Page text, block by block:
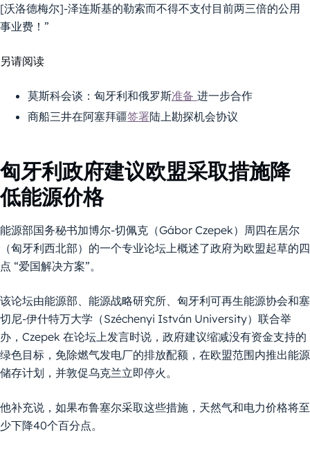
[沃洛德梅尔]-泽连斯基的勒索而不得不支付目前两三倍的公用
事业费！”
另请阅读
莫斯科会谈：匈牙利和俄罗斯准备 进一步合作
商船三井在阿塞拜疆签署陆上勘探机会协议
匈牙利政府建议欧盟采取措施降
低能源价格
能源部国务秘书加博尔-切佩克（Gábor Czepek）周四在居尔
（匈牙利西北部）的一个专业论坛上概述了政府为欧盟起草的四
点 “爱国解决方案”。
该论坛由能源部、能源战略研究所、匈牙利可再生能源协会和塞
切尼-伊什特万大学（Széchenyi István University）联合举
办，Czepek 在论坛上发言时说，政府建议缩减没有资金支持的
绿色目标，免除燃气发电厂的排放配额，在欧盟范围内推出能源
储存计划，并敦促乌克兰立即停火。
他补充说，如果布鲁塞尔采取这些措施，天然气和电力价格将至
少下降40个百分点。